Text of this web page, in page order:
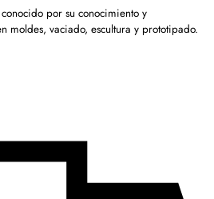
por su conocimiento y
moldes, vaciado, escultura y prototipado.